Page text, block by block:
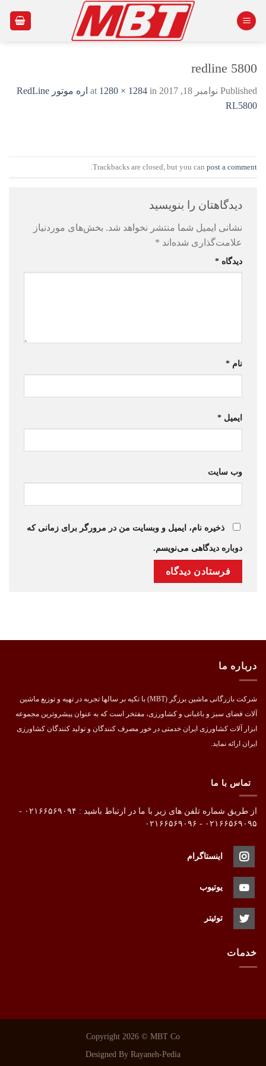
redline 5800
Published نوامبر 18, 2017 1280 × 1284 in
اره موتور RedLine
RL5800
Trackbacks are closed, but you can post a comment
دیدگاهتان را بنویسید
نشانی ایمیل شما منتشر نخواهد شد. بخش‌های موردنیاز
علامت‌گذاری شده‌اند *
دیدگاه *
نام *
ایمیل *
وب‌ سایت
ذخیره نام، ایمیل و وبسایت من در مرورگر برای زمانی که
دوباره دیدگاهی می‌نویسم.
درباره ما
شرکت بازرگانی ماشین برزگر (MBT) با تکیه بر سالها تجربه در تهیه و توزیع ماشین
آلات فضای سبز و باغبانی و کشاورزی، مفتخر است که به عنوان پیشروترین مجموعه
ابزار آلات کشاورزی ایران خدمتی در خور مصرف کنندگان و تولید کنندگان کشاورزی
ایران ارائه نماید.
تماس با ما
از طریق شماره تلفن های زیر با ما در ارتباط باشید : ۰۲۱۶۶۵۶۹۰۹۴ -
۰۲۱۶۶۵۶۹۰۹۵ - ۰۲۱۶۶۵۶۹۰۹۶
اینستاگرام
یوتیوب
توئیتر
خدمات
Copyright 2026 © MBT Co
Designed By Rayaneh-Pedia